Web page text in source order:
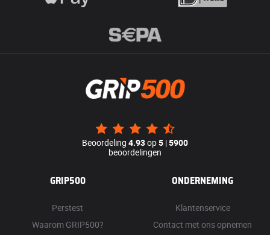
Beoordeling 4.93op5 |5900
beoordelingen
GRIP500
Perstest
Waarom GRIP500?
ONDERNEMING
Klantenservice
Contact met ons opnemen